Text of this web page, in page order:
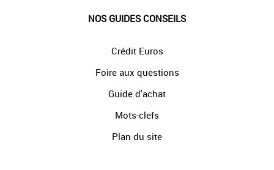
NOS GUIDES CONSEILS
Crédit Euros
Foire aux questions
Guide d'achat
Mots-clefs
Plan du site